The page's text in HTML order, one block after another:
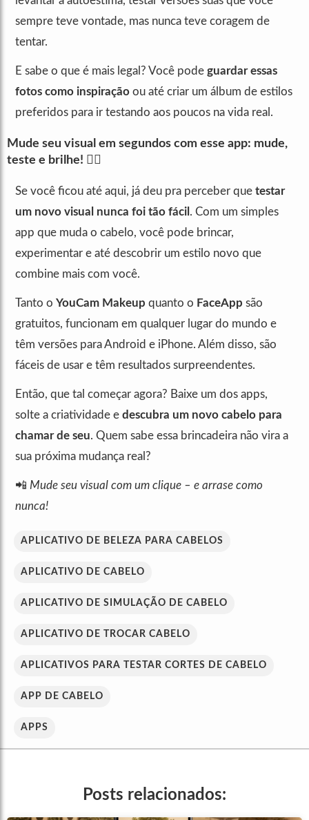
sempre teve vontade, mas nunca teve coragem de
tentar.
E sabe o que é mais legal? Você pode guardar essas
fotos como inspiração ou até criar um álbum de estilos
preferidos para ir testando aos poucos na vida real.
Mude seu visual em segundos com esse app: mude,
teste e brilhe! 💁‍♀️
Se você ficou até aqui, já deu pra perceber que testar
um novo visual nunca foi tão fácil . Com um simples
app que muda o cabelo, você pode brincar,
experimentar e até descobrir um estilo novo que
combine mais com você.
Tanto o YouCam Makeup quanto o FaceApp são
gratuitos, funcionam em qualquer lugar do mundo e
têm versões para Android e iPhone. Além disso, são
fáceis de usar e têm resultados surpreendentes.
Então, que tal começar agora? Baixe um dos apps,
solte a criatividade e descubra um novo cabelo para
chamar de seu. Quem sabe essa brincadeira não vira a
sua próxima mudança real?
📲 Mude seu visual com um clique – e arrase como
nunca!
APLICATIVO DE BELEZA PARA CABELOS
APLICATIVO DE CABELO
APLICATIVO DE SIMULAÇÃO DE CABELO
APLICATIVO DE TROCAR CABELO
APLICATIVOS PARA TESTAR CORTES DE CABELO
APP DE CABELO
APPS
Posts relacionados: